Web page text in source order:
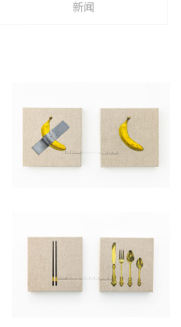
新闻